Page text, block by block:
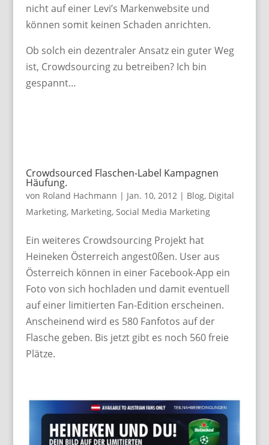
nicht auf einer Levi’s Markenwebsite und
können somit keinen Schaden anrichten.
Ob solch ein dezentraler Ansatz ein guter Weg
ist, Crowdsourcing zu betreiben? Ich bin
gespannt…
Crowdsourced Flaschen-Label Kampagnen
Häufung.
von Roland Hachmann | Jan. 10, 2012| Blog, Digital
Marketing, Marketing, Social Media Marketing
Ein weiteres Crowdsourcing Projekt hat
Heineken Österreich angest0ßen. User aus
Österreich können in einer Facebook-App ein
Foto von sich hochladen und damit eventuell
auf einer limitierten Fan-Edition erscheinen.
Anscheinend wird es 580 Fanfotos auf der
Flasche geben. Bis jetzt gibt es noch 560 freie
Plätze.